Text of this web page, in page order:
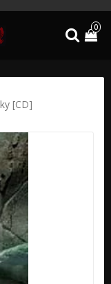
0
[CD]